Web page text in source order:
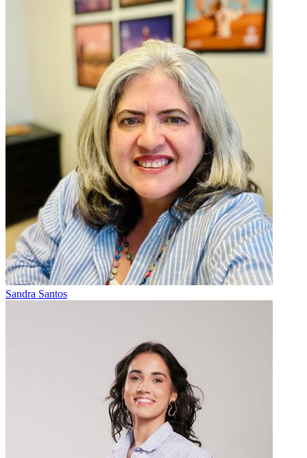
Sandra Santos